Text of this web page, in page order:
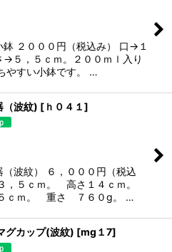
２０００円（税込み） 口→１
→５，５ｃｍ。２００ｍｌ入り
やすい小鉢です。 …
波紋) [ ｈ０４１]
波紋） ６，０００円（税込
，５ｃｍ。 高さ１４ｃｍ。
５ｃｍ。 重さ ７６０g。 …
カップ(波紋) [mg１7]